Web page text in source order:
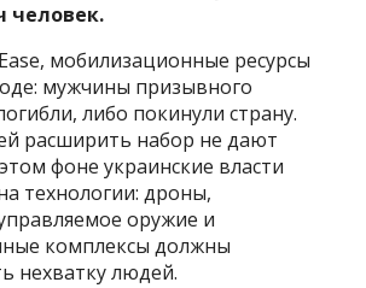
человек.
мобилизационные ресурсы
мужчины призывного
либо покинули страну.
расширить набор не дают
фоне украинские власти
технологии: дроны,
оружие и
комплексы должны
нехватку людей.